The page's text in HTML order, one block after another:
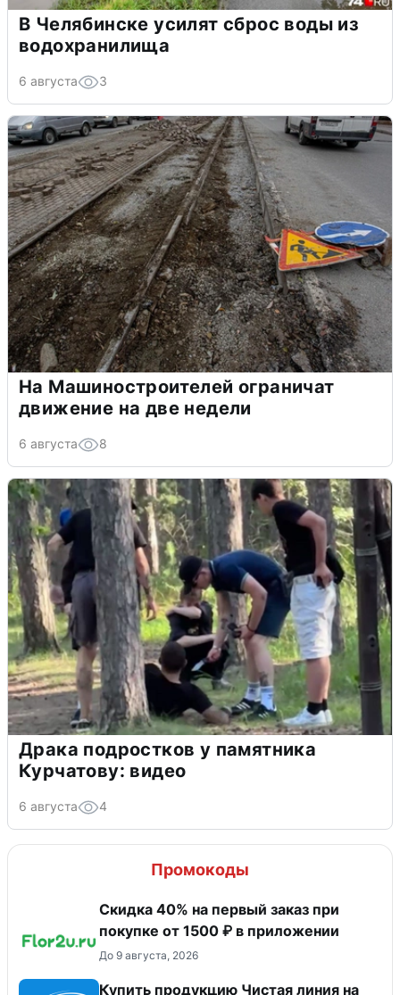
В Челябинске усилят сброс воды из
водохранилища
6 августа 3
На Машиностроителей ограничат
движение на две недели
6 августа 8
Драка подростков у памятника
Курчатову: видео
6 августа 4
Промокоды
Скидка 40% на первый заказ при
покупке от 1500 ₽ в приложении
До 9 августа, 2026
Купить продукцию Чистая линия на